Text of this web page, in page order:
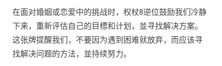
在面对婚姻或恋爱中的挑战时，权杖8逆位鼓励我们冷静
下来，重新评估自己的目標和计划，並寻找解决方案。
这张牌提醒我们，不要因为遇到困难就放弃，而应该寻
找解决问题的方法，並持续努力。